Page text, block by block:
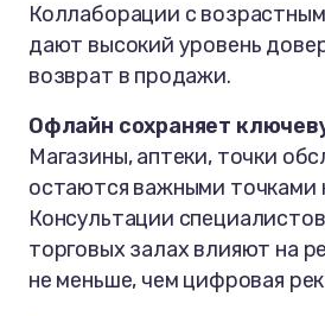
Коллаборации с
дают высокий уровень
возврат в продажи.
Офлайн сохраняет
Магазины, аптеки, точки
остаются важными точками
Консультации
торговых залах влияют на
не меньше, чем цифровая